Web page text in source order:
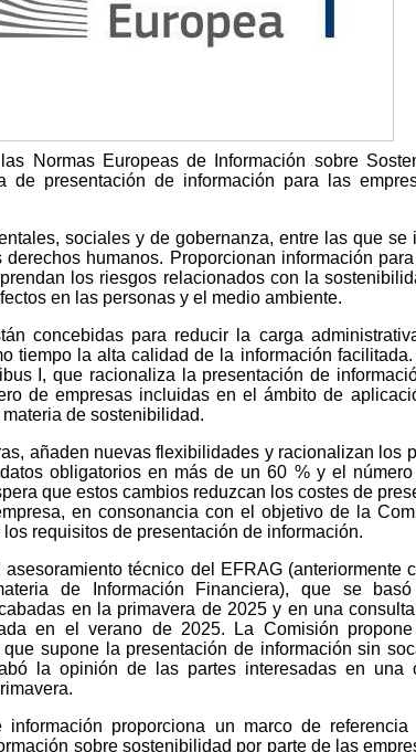
Normas Europeas de Información sobre
de presentación de información para las
sociales y de gobernanza, entre las que se
humanos. Proporcionan información
los riesgos relacionados con la
en las personas y el medio ambiente.
concebidas para reducir la carga
tiempo la alta calidad de la información facilitada.
I, que racionaliza la presentación de
de empresas incluidas en el ámbito de
de sostenibilidad.
añaden nuevas flexibilidades y racionalizan los
obligatorios en más de un 60 % y el
que estos cambios reduzcan los costes de
en consonancia con el objetivo de la
requisitos de presentación de información.
técnico del EFRAG (anteriormente
de Información Financiera), que se
en la primavera de 2025 y en una
en el verano de 2025. La Comisión
supone la presentación de información sin
la opinión de las partes interesadas en una
proporciona un marco de
sobre sostenibilidad por parte de las